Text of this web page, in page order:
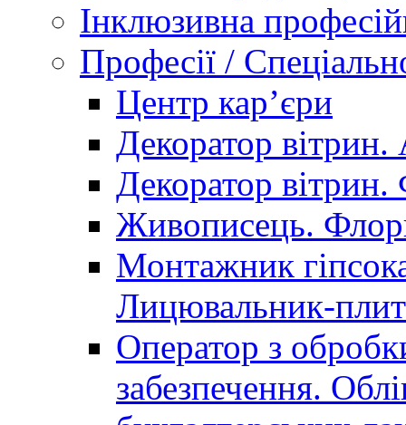
Інклюзивна
Професії /
Центр кар’єри
Декоратор вітрин.
Декоратор вітрин.
Живописець.
Монтажник
Лицювальник-
Оператор з
забезпечення.